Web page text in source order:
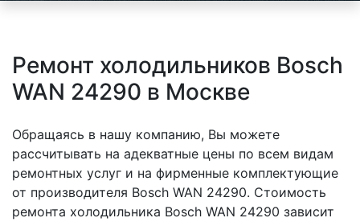
Ремонт холодильников Bosch
WAN 24290 в Москве
Обращаясь в нашу компанию, Вы можете
рассчитывать на адекватные цены по всем видам
ремонтных услуг и на фирменные комплектующие
от производителя Bosch WAN 24290. Стоимость
ремонта холодильника Bosch WAN 24290 зависит